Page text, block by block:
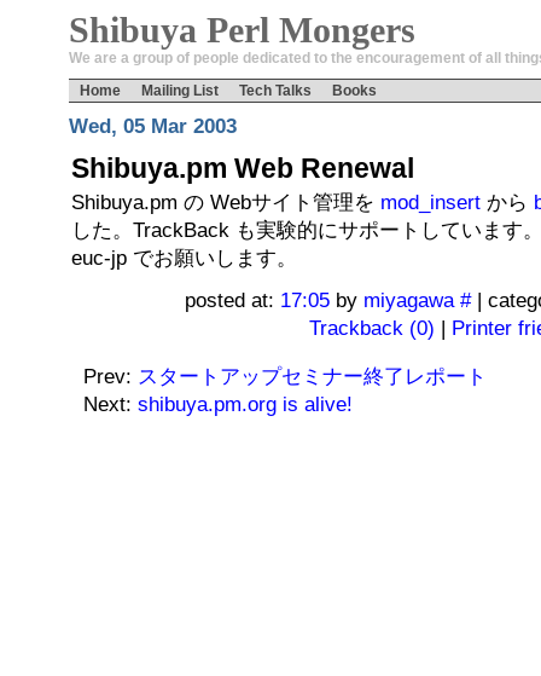
Shibuya Perl Mongers
We are a group of people dedicated to the encouragement of all
Home
Mailing List Tech Talks Books
Wed, 05 Mar 2003
Shibuya.pm Web Renewal
Shibuya.pm の Webサイト管理を mod_insert から
した。TrackBack も実験的にサポートしています
euc-jp でお願いします。
posted at: 17:05by miyagawa #|
Trackback (0)
Printer
Prev: スタートアップセミナー終了レポート
Next: shibuya.pm.org is alive!